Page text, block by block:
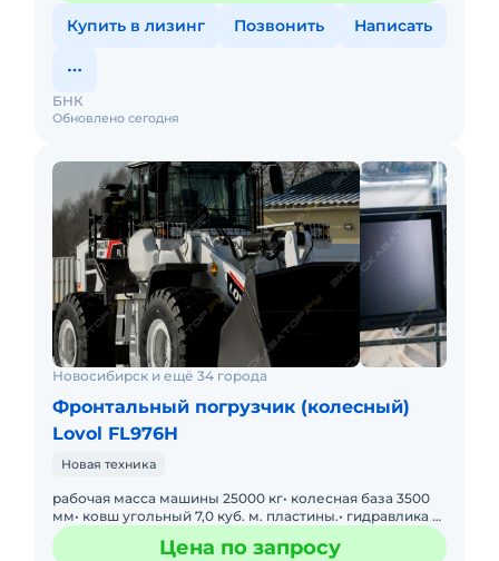
Купить в лизинг Позвонить Написать
Обновлено сегодня
БНК
Новосибирск и ещё 34 города
Фронтальный погрузчик (колесный)
Lovol FL976H
Новая техника
рабочая масса машины 25000 кг• колесная база 3500
мм• ковш угольный 7,0 куб. м. пластины.• гидравлика –
тандемный шестеренчатый и аксиально
Цена по запросу